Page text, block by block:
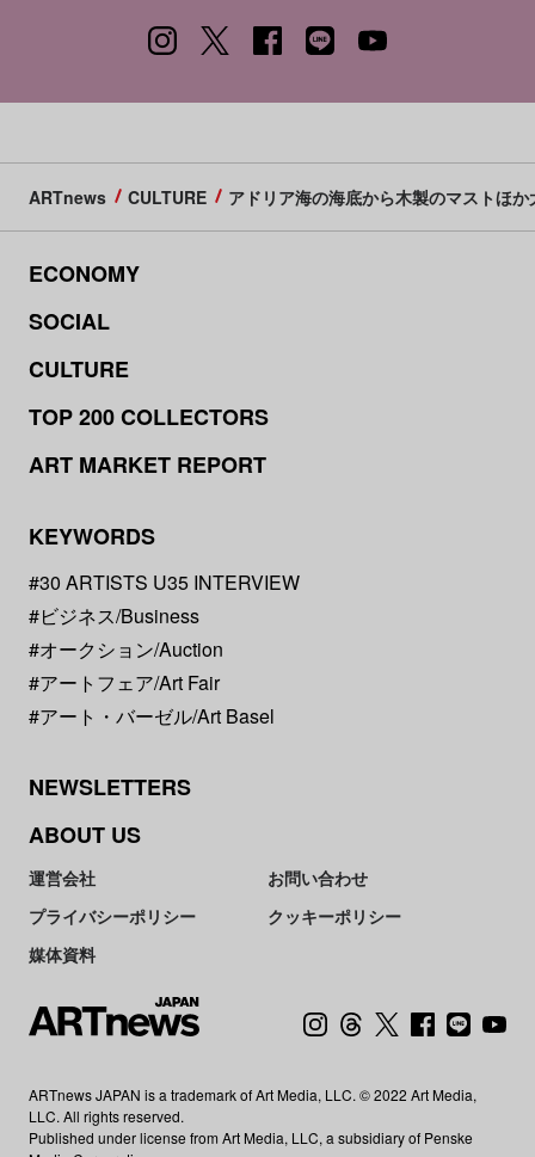
ARTnews CULTURE アドリア海の海底から木製のマストほ
ECONOMY
SOCIAL
CULTURE
TOP 200 COLLECTORS
ART MARKET REPORT
KEYWORDS
#30 ARTISTS U35 INTERVIEW
#ビジネス/Business
#オークション/Auction
#アートフェア/Art Fair
#アート・バーゼル/Art Basel
NEWSLETTERS
ABOUT US
運営会社
お問い合わせ
プライバシーポリシー
クッキーポリシー
媒体資料
ARTnews JAPAN is a trademark of Art Media, LLC. © 2022 Art Media,
LLC. All rights reserved.
Published under license from Art Media, LLC, a subsidiary of Penske